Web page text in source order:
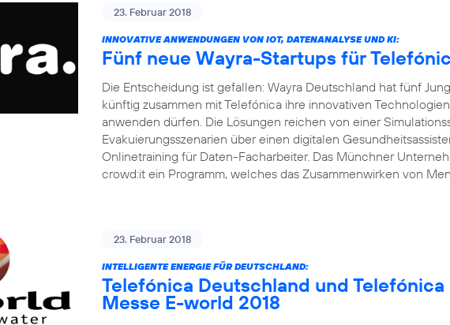
23. Februar 2018
INNOVATIVE ANWENDUNGEN VON IOT, DATENANALYSE UND KI:
Fünf neue Wayra-Startups für
Die Entscheidung ist gefallen: Wayra Deutschland hat fünf
künftig zusammen mit Telefónica ihre innovativen
anwenden dürfen. Die Lösungen reichen von einer
Evakuierungsszenarien über einen digitalen
Onlinetraining für Daten-Facharbeiter. Das Münchner
crowd:it ein Programm, welches das Zusammenwirken von
23. Februar 2018
INTELLIGENTE ENERGIE FÜR DEUTSCHLAND:
Telefónica Deutschland und Telefónica
Messe E-world 2018